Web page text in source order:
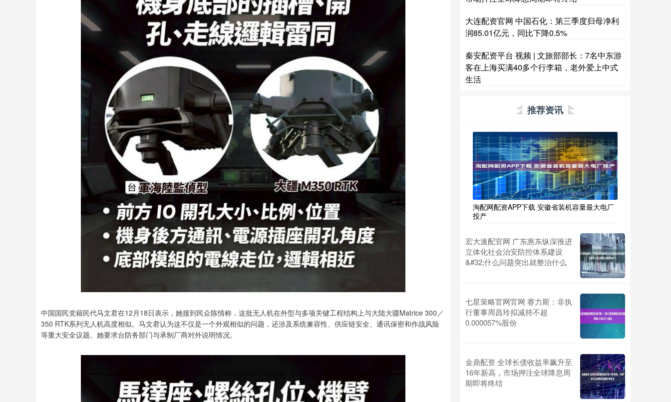
中国国民党籍民代马文君在12月18日表示，她接到民众陈情称，这批无人机在外型与多项关键工程结构上与大陆大疆Matrice 300／
350 RTK系列无人机高度相似。马文君认为这不仅是一个外观相似的问题，还涉及系统兼容性、供应链安全、通讯保密和作战风险
等重大安全议题。她要求台防务部门与承制厂商对外说明情况。
大连配资官网 中国石化：第三季度归母净利
润85.01亿元，同比下降0.5%
秦安配资平台 视频 | 文旅部部长：7名中东游
客在上海买满40多个行李箱，老外爱上中式
生活
推荐资讯
淘配网配资APP下载 安徽省装机容量最大电厂
投产
宏大速配官网 广东惠东纵深推进
立体化社会治安防控体系建设
&#32;什么问题突出就整治什么
七星策略官网官网 赛力斯：非执
行董事周昌玲拟减持不超
0.000057%股份
金鼎配资 全球长债收益率飙升至
16年新高，市场押注全球降息周
期即将终结